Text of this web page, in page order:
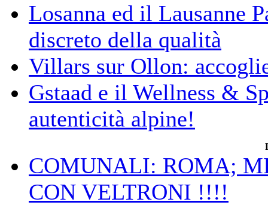
Losanna ed il Lausanne
discreto della qualità
Villars sur Ollon:
Gstaad e il Wellness &
autenticità alpine!
COMUNALI: ROMA;
CON VELTRONI !!!!